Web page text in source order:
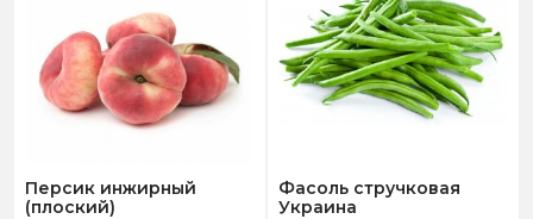
Персик инжирный
(плоский)
Фасоль стручковая
Украина